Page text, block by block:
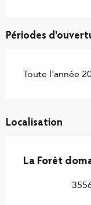
Périodes
Toute l'année
Localisation
La Forêt